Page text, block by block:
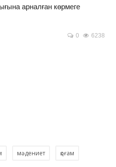
арналған көрмеге
0 6238
мәдениет қоғам